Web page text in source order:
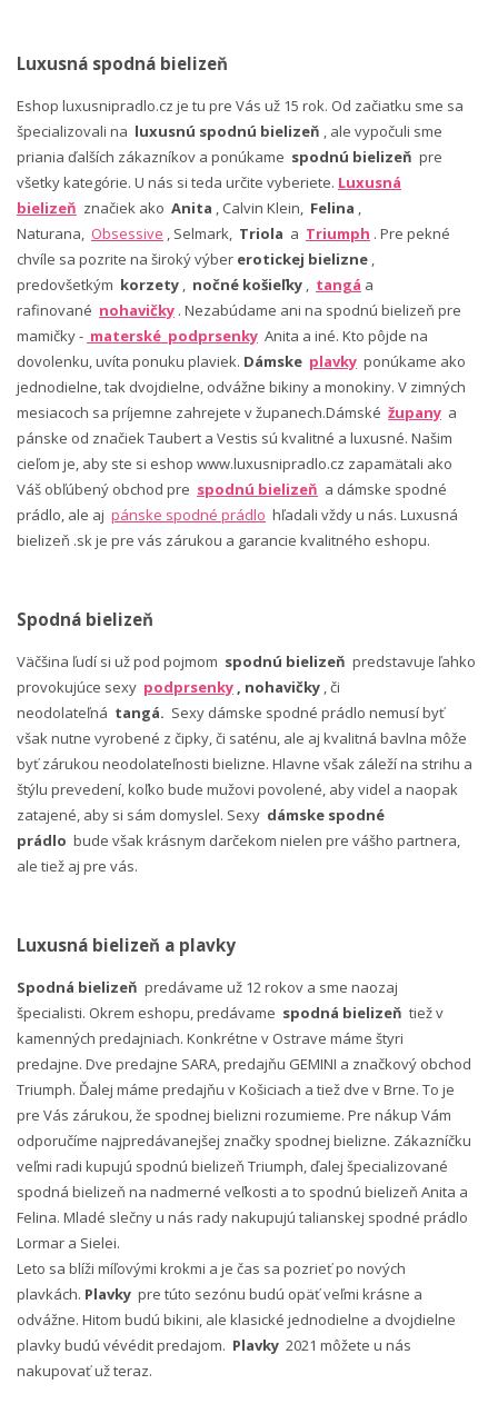
Luxusná spodná bielizeň
Eshop luxusnipradlo.cz je tu pre Vás už 15 rok. Od začiatku sme sa
špecializovali na luxusnú spodnú bielizeň , ale vypočuli sme
priania ďalších zákazníkov a ponúkame spodnú bielizeň pre
všetky kategórie. U nás si teda určite vyberiete. Luxusná
bielizeň značiek ako Anita , Calvin Klein, Felina ,
Naturana, Obsessive , Selmark, Triola a Triumph . Pre pekné
chvíle sa pozrite na široký výber erotickej bielizne ,
predovšetkým korzety , nočné košieľky , tangá a
rafinované nohavičky . Nezabúdame ani na spodnú bielizeň pre
mamičky - materské podprsenky Anita a iné. Kto pôjde na
dovolenku, uvíta ponuku plaviek. Dámske plavky ponúkame ako
jednodielne, tak dvojdielne, odvážne bikiny a monokiny. V zimných
mesiacoch sa príjemne zahrejete v županech.Dámské župany a
pánske od značiek Taubert a Vestis sú kvalitné a luxusné. Našim
cieľom je, aby ste si eshop www.luxusnipradlo.cz zapamätali ako
Váš obľúbený obchod pre spodnú bielizeň a dámske spodné
prádlo, ale aj pánske spodné prádlo hľadali vždy u nás. Luxusná
bielizeň .sk je pre vás zárukou a garancie kvalitného eshopu.
Spodná bielizeň
Väčšina ľudí si už pod pojmom spodnú bielizeň predstavuje ľahko
provokujúce sexy podprsenky , nohavičky , či
neodolateľná tangá. Sexy dámske spodné prádlo nemusí byť
však nutne vyrobené z čipky, či saténu, ale aj kvalitná bavlna môže
byť zárukou neodolateľnosti bielizne. Hlavne však záleží na strihu a
štýlu prevedení, koľko bude mužovi povolené, aby videl a naopak
zatajené, aby si sám domyslel. Sexy dámske spodné
prádlo bude však krásnym darčekom nielen pre vášho partnera,
ale tiež aj pre vás.
Luxusná bielizeň a plavky
Spodná bielizeň predávame už 12 rokov a sme naozaj
špecialisti. Okrem eshopu, predávame spodná bielizeň tiež v
kamenných predajniach. Konkrétne v Ostrave máme štyri
predajne. Dve predajne SARA, predajňu GEMINI a značkový obchod
Triumph. Ďalej máme predajňu v Košiciach a tiež dve v Brne. To je
pre Vás zárukou, že spodnej bielizni rozumieme. Pre nákup Vám
odporučíme najpredávanejšej značky spodnej bielizne. Zákazníčku
veľmi radi kupujú spodnú bielizeň Triumph, ďalej špecializované
spodná bielizeň na nadmerné veľkosti a to spodnú bielizeň Anita a
Felina. Mladé slečny u nás rady nakupujú talianskej spodné prádlo
Lormar a Sielei.
Leto sa blíži míľovými krokmi a je čas sa pozrieť po nových
plavkách. Plavky pre túto sezónu budú opäť veľmi krásne a
odvážne. Hitom budú bikini, ale klasické jednodielne a dvojdielne
plavky budú vévédit predajom. Plavky 2021 môžete u nás
nakupovať už teraz.